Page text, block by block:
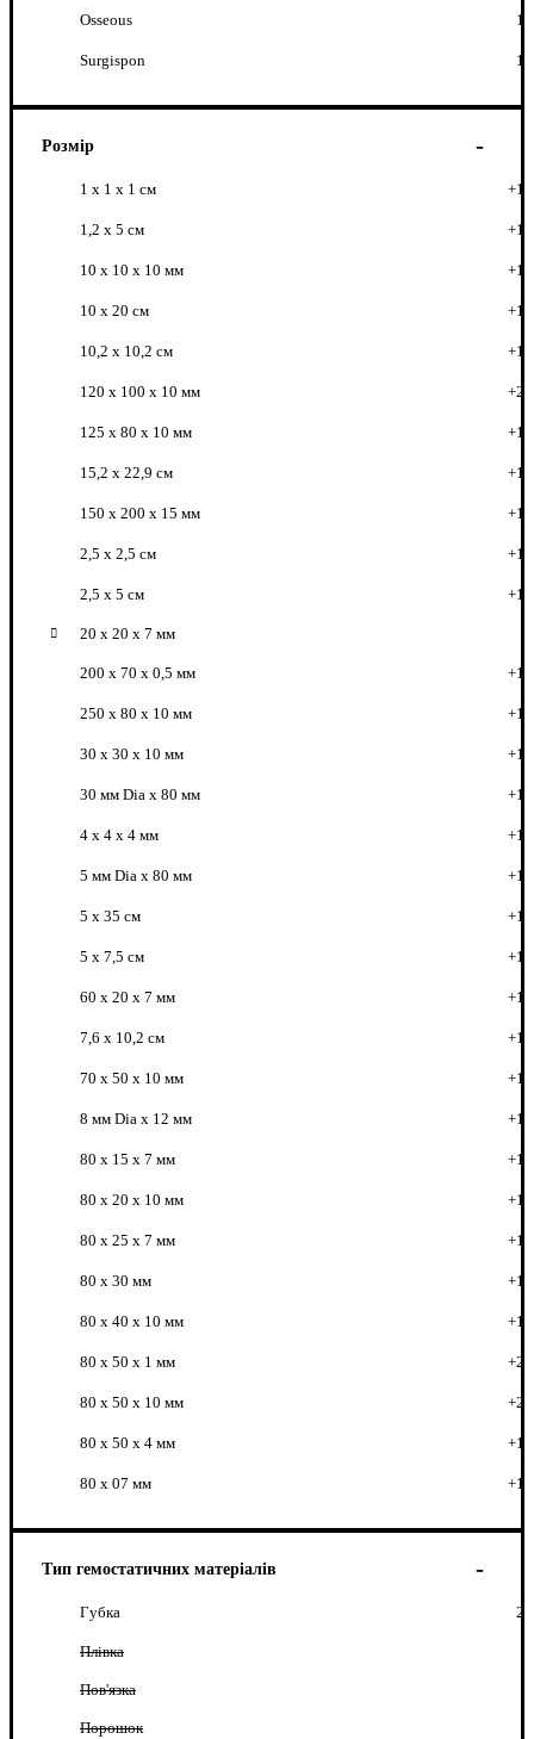
Osseous 1
Surgispon 1
Розмір
1 х 1 х 1 см +1
1,2 х 5 см +1
10 x 10 x 10 мм +1
10 х 20 см +1
10,2 х 10,2 см +1
120 x 100 x 10 мм +2
125 x 80 x 10 мм +1
15,2 х 22,9 см +1
150 x 200 x 15 мм +1
2,5 х 2,5 см +1
2,5 х 5 см +1
20 x 20 x 7 мм
200 x 70 x 0,5 мм +1
250 x 80 x 10 мм +1
30 x 30 x 10 мм +1
30 мм Dia x 80 мм +1
4 x 4 x 4 мм +1
5 мм Dia x 80 мм +1
5 х 35 см +1
5 х 7,5 см +1
60 x 20 x 7 мм +1
7,6 х 10,2 см +1
70 x 50 x 10 мм +1
8 мм Dia x 12 мм +1
80 x 15 x 7 мм +1
80 x 20 x 10 мм +1
80 x 25 x 7 мм +1
80 x 30 мм +1
80 x 40 x 10 мм +1
80 x 50 x 1 мм +2
80 x 50 x 10 мм +2
80 x 50 x 4 мм +1
80 х 07 мм +1
Тип гемостатичних матеріалів
Губка 2
Плівка
Пов'язка
Порошок